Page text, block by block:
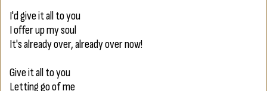
I'd give it all to you
I offer up my soul
It's already over, already over now!
Give it all to you
Letting go of me